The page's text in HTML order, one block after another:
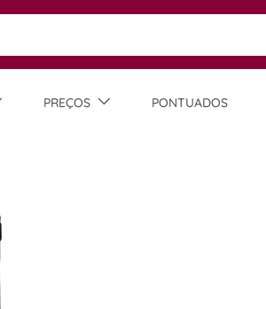
PREÇOS PONTUADOS